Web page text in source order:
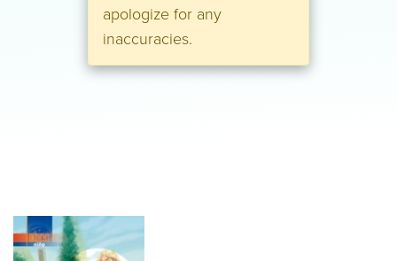
apologize for any
inaccuracies.